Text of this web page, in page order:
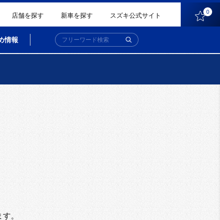
店舗を探す 新車を探す スズキ公式サイト 0
情報
す。